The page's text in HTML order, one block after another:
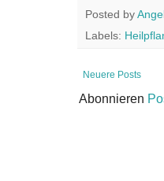
Posted by
Labels:
Neuere Posts
Abonnieren